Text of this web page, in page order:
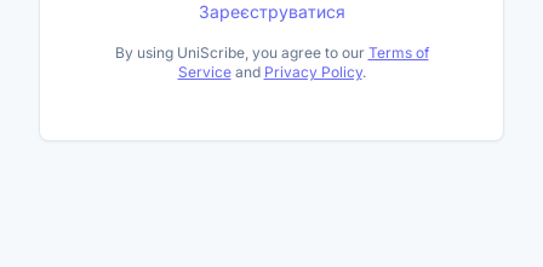
Зареєструватися
By using UniScribe, you agree to our Terms of
Service and Privacy Policy.